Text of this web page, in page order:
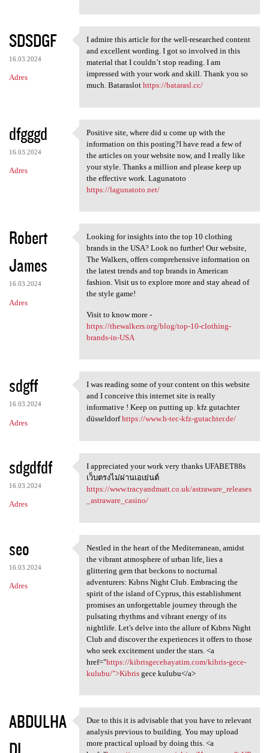
r
z
e
SDSDGF
16.03.2024
Adres
I admire this article for the
I admire this article for the well-researched content
and excellent wording. I got so involved in this
material that I couldn’t stop reading. I am
impressed with your work and skill. Thank you so
much. Bataraslot https://batarasl.cc/
dfgggd
16.03.2024
Adres
Positive site, where did u
Positive site, where did u come up with the
information on this posting?I have read a few of
the articles on your website now, and I really like
your style. Thanks a million and please keep up
the effective work. Lagunatoto
https://lagunatoto.net/
Robert
James
16.03.2024
Adres
Looking for insights into the
Looking for insights into the top 10 clothing
brands in the USA? Look no further! Our website,
The Walkers, offers comprehensive information on
the latest trends and top brands in American
fashion. Visit us to explore more and stay ahead of
the style game!
Visit to know more -
https://thewalkers.org/blog/top-10-clothing-
brands-in-USA
sdgff
16.03.2024
Adres
I was reading some of your
I was reading some of your content on this website
and I conceive this internet site is really
informative ! Keep on putting up. kfz gutachter
düsseldorfhttps://www.h-tec-kfz-gutachter.de/
sdgdfdf
16.03.2024
Adres
I appreciated your work very
I appreciated your work very thanks UFABET88s
เว็บตรงไม่ผ่านเอเย่นต์
https://www.tracyandmatt.co.uk/astraware_releases
_astraware_casino/
seo
16.03.2024
Adres
Nestled in the heart of the
Nestled in the heart of the Mediterranean, amidst
the vibrant atmosphere of urban life, lies a
glittering gem that beckons to nocturnal
adventurers: Kıbrıs Night Club. Embracing the
spirit of the island of Cyprus, this establishment
promises an unforgettable journey through the
pulsating rhythms and vibrant energy of its
nightlife. Let's delve into the allure of Kıbrıs Night
Club and discover the experiences it offers to those
who seek excitement under the stars. <a
href="https://kibrisgecehayatim.com/kibris-gece-
kulubu/">Kibrisgece kulubu</a>
ABDULHA
Due to this it is advisable
Due to this it is advisable that you have to relevant
analysis previous to building. You may upload
more practical upload by doing this. <a